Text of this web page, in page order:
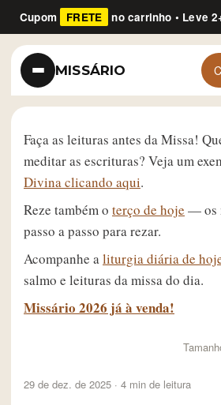
Cupom FRETE no carrinho • Leve
MISSÁRIO
Faça as leituras antes da Missa!
meditar as escrituras? Veja um
Divina clicando aqui.
Reze também o terço de hoje — os
passo a passo para rezar.
Acompanhe aliturgia diária de
salmo e leituras da missa do dia.
Missário 2026 já à venda!
29 de dez. de 2025 · 4 min de leitura